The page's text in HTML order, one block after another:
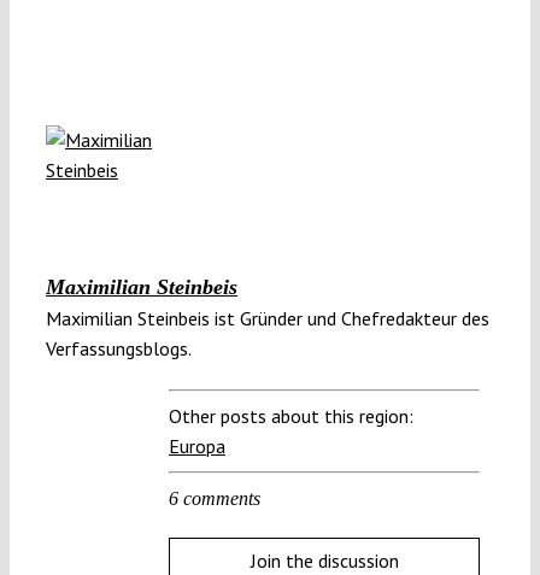
Maximilian Steinbeis
Maximilian Steinbeis ist Gründer und Chefredakteur des
Verfassungsblogs.
Other posts about this region:
Europa
6 comments
Join the discussion